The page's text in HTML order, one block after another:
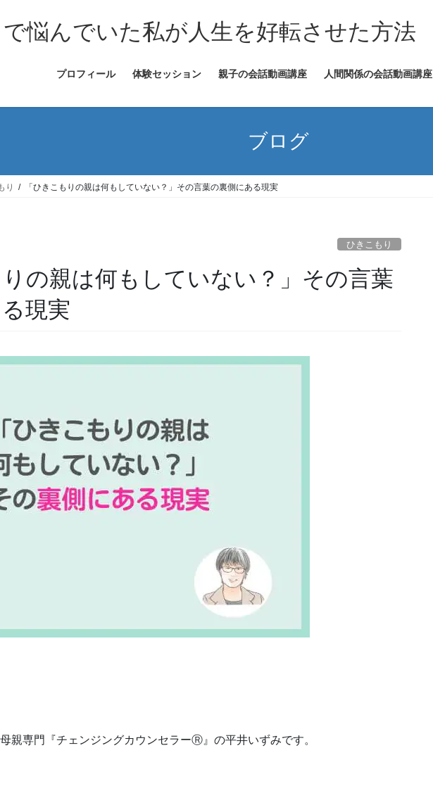
悩んでいた私が人生を好転させた方法
プロフィール 体験セッション 親子の会話動画講座 人間関係の会話動画講座
ブログ
り 「ひきこもりの親は何もしていない？」その言葉の裏側にある現実
ひきこもり
りの親は何もしていない？」その言葉
現実
親専門『チェンジングカウンセラーⓇ』の平井いずみです。